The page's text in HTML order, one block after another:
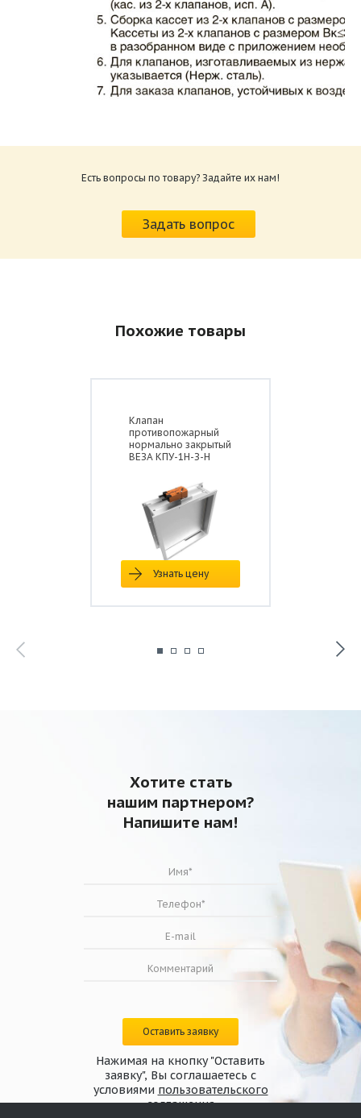
ВИНГС-М КЛОП-2.pdf
приводов КЛОП-2.pdf
Размер: 259.6 Кб
Есть вопросы по товару? Задайте их нам!
Задать вопрос
Похожие товары
Клапан
противопожарный
нормально закрытый
ВЕЗА КПУ-1Н-З-Н
Узнать цену
Хотите стать
нашим партнером?
Напишите нам!
Оставить заявку
Нажимая на кнопку "Оставить
заявку", Вы соглашаетесь с
условиями пользовательского
соглашения